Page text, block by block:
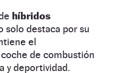
híbridos
solo destaca por su
el
de combustión
y deportividad.